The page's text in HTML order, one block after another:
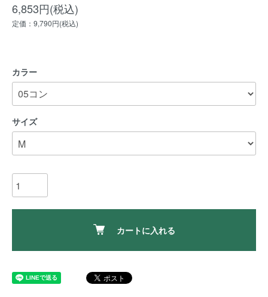
6,853円(税込)
定価：9,790円(税込)
カラー
サイズ
カートに入れる